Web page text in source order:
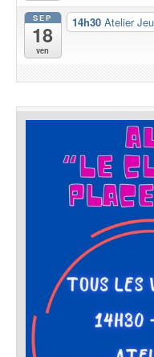
SEP
18
ven
14h30 Atelier